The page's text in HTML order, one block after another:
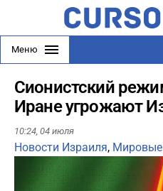
Меню
Сионистский
Иране угрожают
10:24, 04 июля
Новости Израиля, Мировые